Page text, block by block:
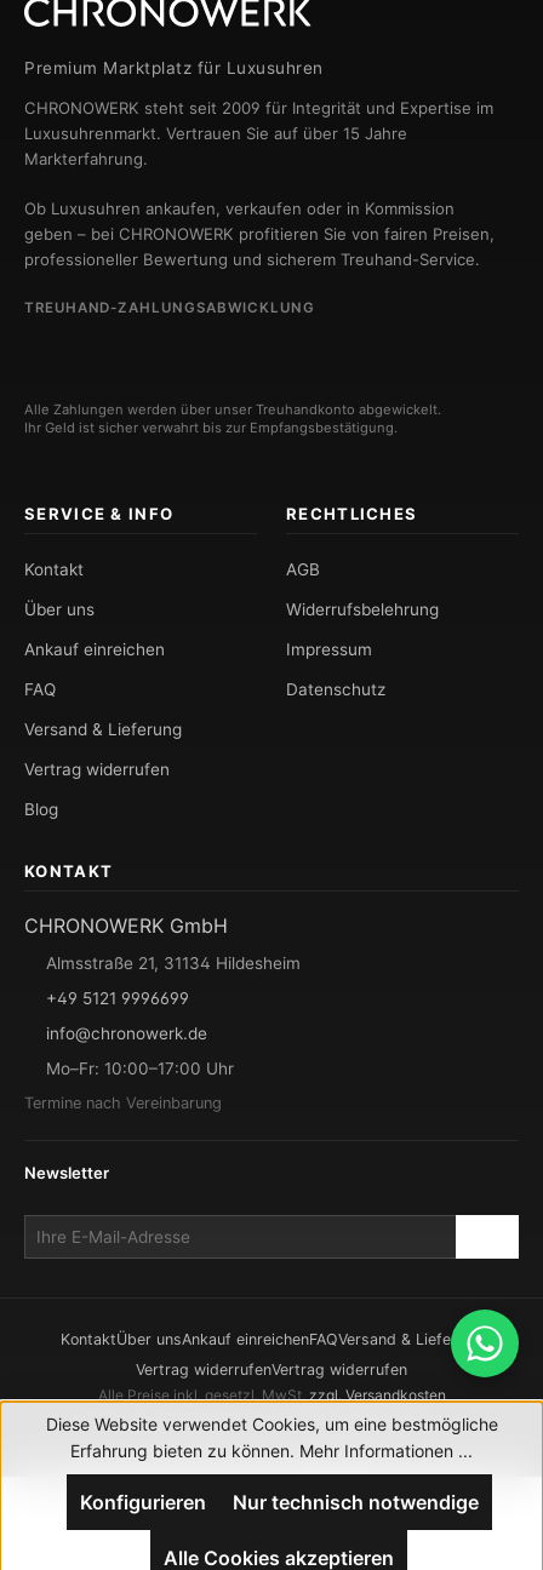
Premium Marktplatz für Luxusuhren
CHRONOWERK steht seit 2009 für Integrität und Expertise im
Luxusuhrenmarkt. Vertrauen Sie auf über 15 Jahre
Markterfahrung.
Ob Luxusuhren ankaufen, verkaufen oder in Kommission
geben – bei CHRONOWERK profitieren Sie von fairen Preisen,
professioneller Bewertung und sicherem Treuhand-Service.
TREUHAND-ZAHLUNGSABWICKLUNG
Alle Zahlungen werden über unser Treuhandkonto abgewickelt.
Ihr Geld ist sicher verwahrt bis zur Empfangsbestätigung.
SERVICE & INFO
Kontakt
Über uns
Ankauf einreichen
FAQ
Versand & Lieferung
Vertrag widerrufen
Blog
RECHTLICHES
AGB
Widerrufsbelehrung
Impressum
Datenschutz
KONTAKT
CHRONOWERK GmbH
Almsstraße 21, 31134 Hildesheim
+49 5121 9996699
info@chronowerk.de
Mo–Fr: 10:00–17:00 Uhr
Termine nach Vereinbarung
Newsletter
KontaktÜber unsAnkauf einreichenFAQVersand & Lieferung
Vertrag widerrufenVertrag widerrufen
Alle Preise inkl. gesetzl. MwSt. zzgl. Versandkosten
© 2026 CHRONOWERK GmbH. Alle Rechte vorbehalten.
Realisierung durch XICTRON
Diese Website verwendet Cookies, um eine bestmögliche
Erfahrung bieten zu können. Mehr Informationen ...
Nur technisch notwendige
Konfigurieren
Alle Cookies akzeptieren